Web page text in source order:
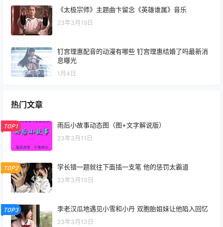
《太极宗师》主题曲卞留念《英雄谁属》音乐
23年3月19日
钉宫理惠配音的动漫有哪些 钉宫理惠结婚了吗最新消
息曝光
1月4日
热门文章
TOP1 雨后小故事动态图（图+文字解说版）
23年3月11日
TOP2 学长错一题就往下面插一支笔 他的惩罚太霸道
23年3月13日
TOP3 李老汉瓜地遇见小雪和小丹 双胞胎姐妹让他陷入回忆
23年3月13日